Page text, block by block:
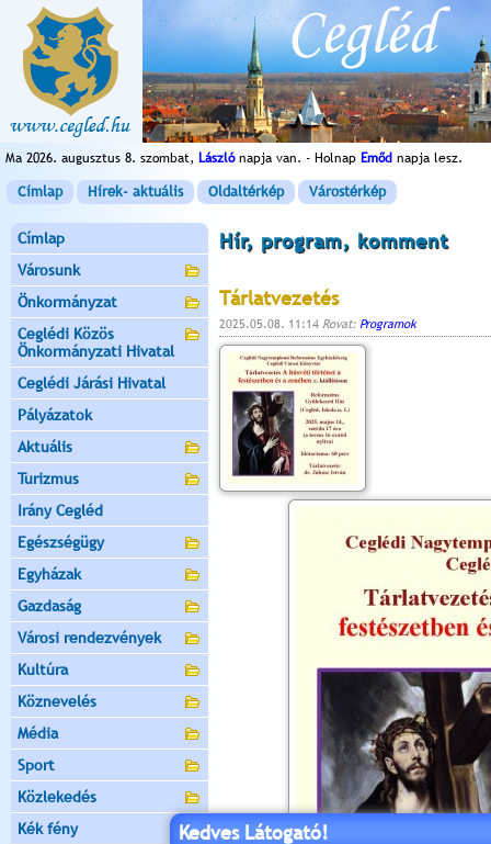
Ma 2026. augusztus 8. szombat, Lászlónapja van. - Holnap Emőd napja lesz.
Címlap Hírek- aktuális Oldaltérkép Várostérkép
Címlap
Városunk
Önkormányzat
Ceglédi Közös
Önkormányzati Hivatal
Ceglédi Járási Hivatal
Pályázatok
Aktuális
Turizmus
Irány Cegléd
Egészségügy
Egyházak
Gazdaság
Városi rendezvények
Kultúra
Köznevelés
Média
Sport
Közlekedés
Kék fény
Hír, program, komment
Tárlatvezetés
2025.05.08. 11:14 Rovat: Programok
Kedves Látogató!